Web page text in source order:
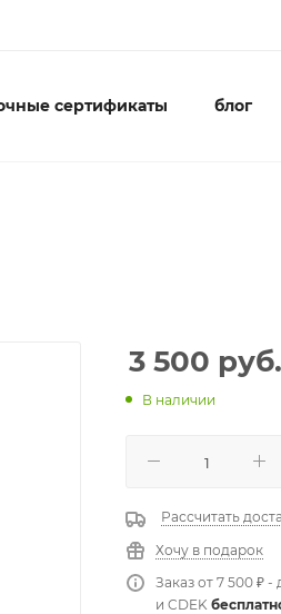
сертификаты блог
3 500 руб.
В наличии
Рассчитать
Хочу в подарок
Заказ от 7 500 ₽
и CDEK